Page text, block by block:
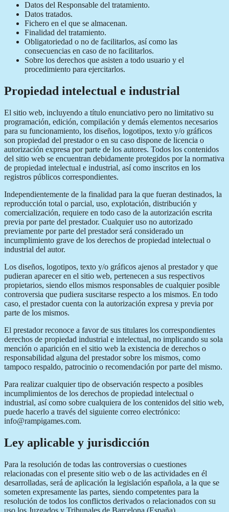
Datos del Responsable del tratamiento.
Datos tratados.
Fichero en el que se almacenan.
Finalidad del tratamiento.
Obligatoriedad o no de facilitarlos, así como las
consecuencias en caso de no facilitarlos.
Sobre los derechos que asisten a todo usuario y el
procedimiento para ejercitarlos.
Propiedad intelectual e industrial
El sitio web, incluyendo a título enunciativo pero no limitativo su
programación, edición, compilación y demás elementos necesarios
para su funcionamiento, los diseños, logotipos, texto y/o gráficos
son propiedad del prestador o en su caso dispone de licencia o
autorización expresa por parte de los autores. Todos los contenidos
del sitio web se encuentran debidamente protegidos por la normativa
de propiedad intelectual e industrial, así como inscritos en los
registros públicos correspondientes.
Independientemente de la finalidad para la que fueran destinados, la
reproducción total o parcial, uso, explotación, distribución y
comercialización, requiere en todo caso de la autorización escrita
previa por parte del prestador. Cualquier uso no autorizado
previamente por parte del prestador será considerado un
incumplimiento grave de los derechos de propiedad intelectual o
industrial del autor.
Los diseños, logotipos, texto y/o gráficos ajenos al prestador y que
pudieran aparecer en el sitio web, pertenecen a sus respectivos
propietarios, siendo ellos mismos responsables de cualquier posible
controversia que pudiera suscitarse respecto a los mismos. En todo
caso, el prestador cuenta con la autorización expresa y previa por
parte de los mismos.
El prestador reconoce a favor de sus titulares los correspondientes
derechos de propiedad industrial e intelectual, no implicando su sola
mención o aparición en el sitio web la existencia de derechos o
responsabilidad alguna del prestador sobre los mismos, como
tampoco respaldo, patrocinio o recomendación por parte del mismo.
Para realizar cualquier tipo de observación respecto a posibles
incumplimientos de los derechos de propiedad intelectual o
industrial, así como sobre cualquiera de los contenidos del sitio web,
puede hacerlo a través del siguiente correo electrónico:
info@rampigames.com.
Ley aplicable y jurisdicción
Para la resolución de todas las controversias o cuestiones
relacionadas con el presente sitio web o de las actividades en él
desarrolladas, será de aplicación la legislación española, a la que se
someten expresamente las partes, siendo competentes para la
resolución de todos los conflictos derivados o relacionados con su
uso los Juzgados y Tribunales de Barcelona (España).